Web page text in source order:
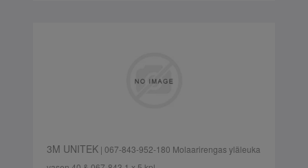
3M UNITEK| 067-843-952-180 Molaarirengas yläleuka